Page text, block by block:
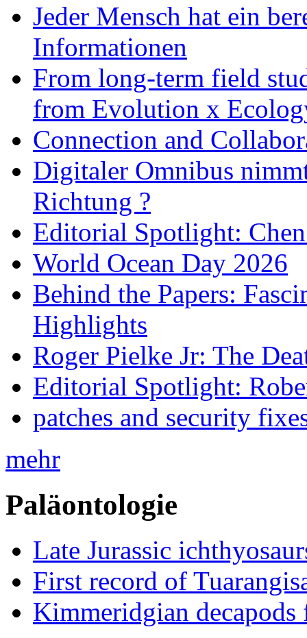
Jeder Mensch hat ein
Informationen
From long-term field
from Evolution x
Connection and
Digitaler Omnibus
Richtung ?
Editorial Spotlight:
World Ocean Day 2026
Behind the Papers:
Highlights
Roger Pielke Jr: The
Editorial Spotlight:
patches and security
mehr
Paläontologie
Late Jurassic
First record of
Kimmeridgian